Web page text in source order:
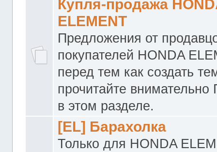
Купля-продажа
ELEMENT
Предложения от
покупателей HONDA
перед тем как создать
прочитайте
в этом разделе.
[EL] Барахолка
Только для HONDA